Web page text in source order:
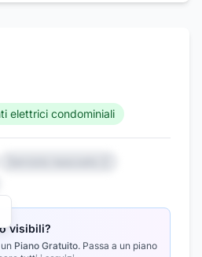
elettrici condominiali
visibili?
Piano Gratuito. Passa a un piano